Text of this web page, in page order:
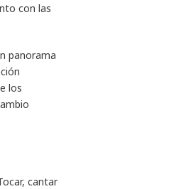
con las
panorama
los
cantar